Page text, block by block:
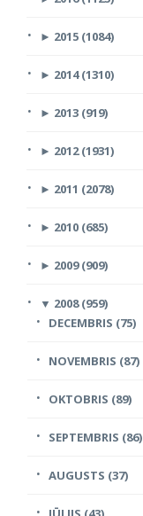
► 2015 (1084)
► 2014 (1310)
► 2013 (919)
► 2012 (1931)
► 2011 (2078)
► 2010 (685)
► 2009 (909)
▼ 2008 (959)
DECEMBRIS (75)
NOVEMBRIS (87)
OKTOBRIS (89)
SEPTEMBRIS (86)
AUGUSTS (37)